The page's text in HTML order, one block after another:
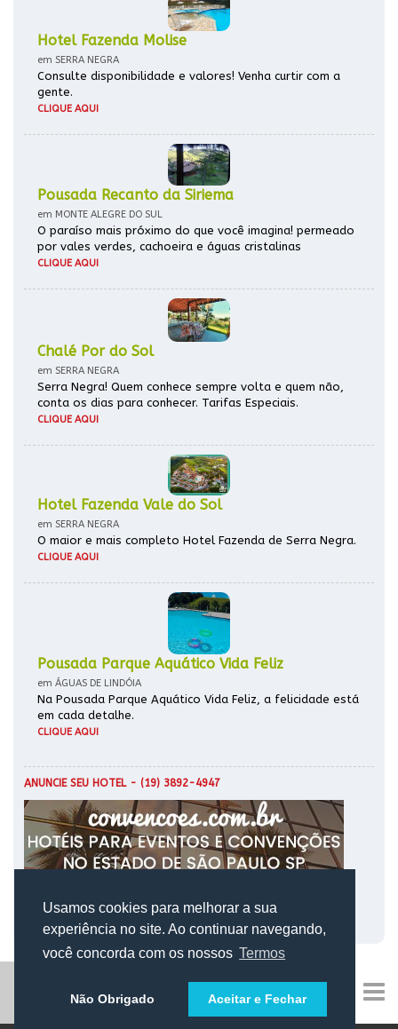
Usamos cookies para melhorar a sua
experiência no site. Ao continuar navegando,
você concorda com os nossos Termos
Não Obrigado Aceitar e Fechar
Hotel Fazenda Molise
em SERRA NEGRA
Consulte disponibilidade e valores! Venha curtir com a
gente.
CLIQUE AQUI
Pousada Recanto da Siriema
em MONTE ALEGRE DO SUL
O paraíso mais próximo do que você imagina! permeado
por vales verdes, cachoeira e águas cristalinas
CLIQUE AQUI
Chalé Por do Sol
em SERRA NEGRA
Serra Negra! Quem conhece sempre volta e quem não,
conta os dias para conhecer. Tarifas Especiais.
CLIQUE AQUI
Hotel Fazenda Vale do Sol
em SERRA NEGRA
O maior e mais completo Hotel Fazenda de Serra Negra.
CLIQUE AQUI
Pousada Parque Aquático Vida Feliz
em ÁGUAS DE LINDÓIA
Na Pousada Parque Aquático Vida Feliz, a felicidade está
em cada detalhe.
CLIQUE AQUI
ANUNCIE SEU HOTEL- (19) 3892-4947